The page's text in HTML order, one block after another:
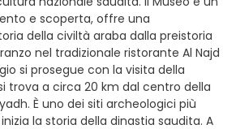
e scoperta, offre una
della civiltà araba dalla preistoria
nel tradizionale ristorante Al Najd
si prosegue con la visita della
trova a circa 20 km dal centro della
È uno dei siti archeologici più
la storia della dinastia saudita. A